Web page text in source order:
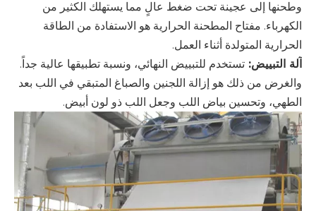
وطحنها إلى عجينة تحت ضغط عالٍ مما يستهلك الكثير من
الكهرباء. مفتاح المطحنة الحرارية هو الاستفادة من الطاقة
الحرارية المتولدة أثناء العمل.
آلة التبييض: تستخدم للتبييض النهائي، ونسبة تطبيقها عالية جداً.
والغرض من ذلك هو إزالة اللجنين والصباغ المتبقي في اللب بعد
الطهي، وتحسين بياض اللب وجعل اللب ذو لون أبيض.